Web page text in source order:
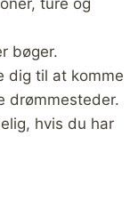
ture og
bøger.
dig til at komme
drømmesteder.
hvis du har